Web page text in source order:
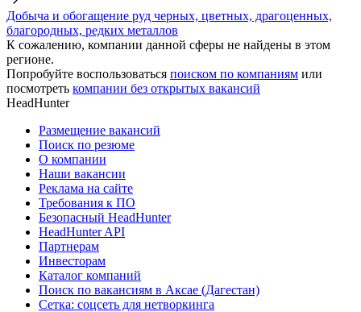
Добыча и обогащение руд черных, цветных, драгоценных,
благородных, редких металлов
К сожалению, компании данной сферы не найдены в этом
регионе.
Попробуйте воспользоваться поиском по компаниям или
посмотреть компании без открытых вакансий
HeadHunter
Размещение вакансий
Поиск по резюме
О компании
Наши вакансии
Реклама на сайте
Требования к ПО
Безопасный HeadHunter
HeadHunter API
Партнерам
Инвесторам
Каталог компаний
Поиск по вакансиям в Аксае (Дагестан)
Сетка: соцсеть для нетворкинга